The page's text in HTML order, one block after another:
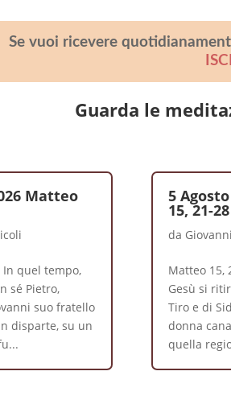
Se vuoi ricevere
Guarda le
Matteo
In quel tempo,
sé Pietro,
suo fratello
disparte, su un
5
15, 21-28
da
Matteo 15,
Gesù si
Tiro e di
donna
quella